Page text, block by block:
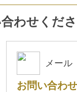
わせくだ
メール
お問い合わ